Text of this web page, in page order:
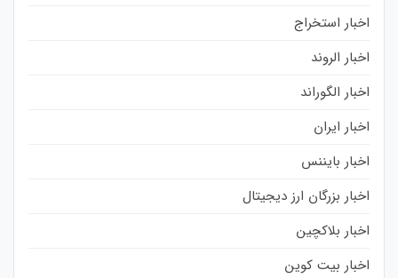
اخبار استخراج
اخبار الروند
اخبار الگوراند
اخبار ایران
اخبار بایننس
اخبار بزرگان ارز دیجیتال
اخبار بلاکچین
اخبار بیت کوین